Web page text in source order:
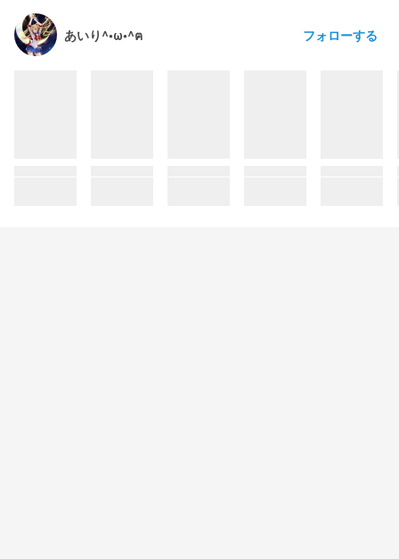
あいり^•ω•^ฅ フォローする